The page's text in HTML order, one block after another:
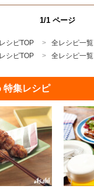
1/1 ページ
シピTOP 全レシピ一覧
シピTOP
全レシピ一覧
特集レシピ